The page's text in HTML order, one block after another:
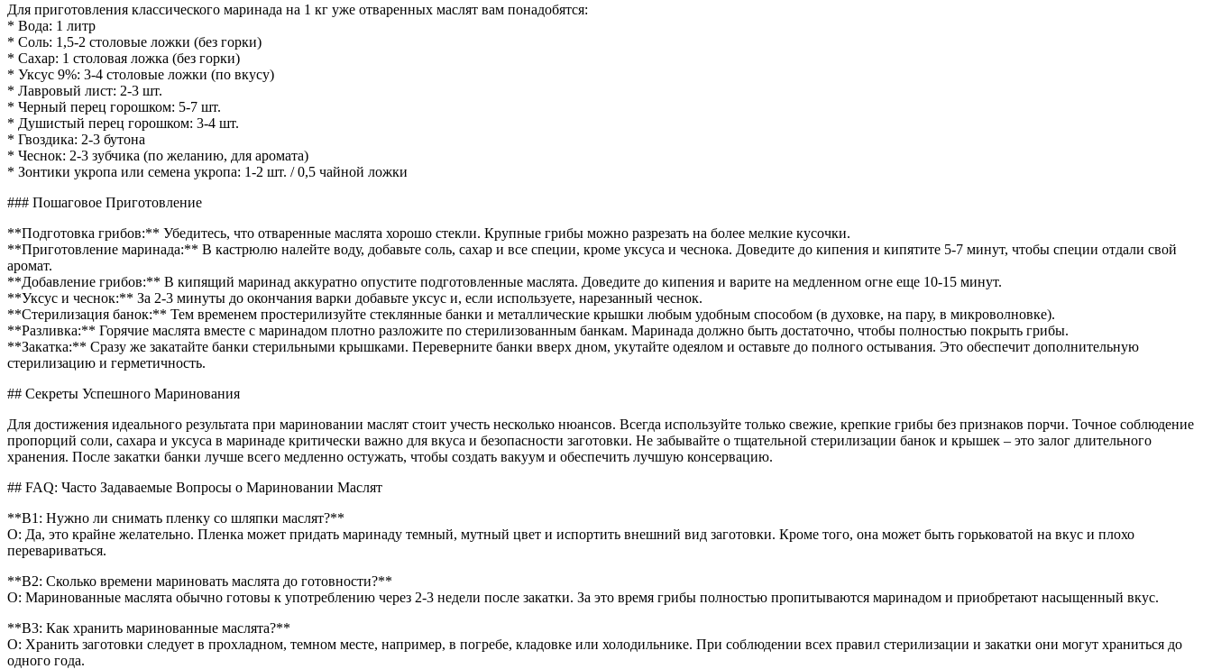
Для приготовления классического маринада на 1 кг уже отваренных маслят вам понадобятся:
* Вода: 1 литр
* Соль: 1,5-2 столовые ложки (без горки)
* Сахар: 1 столовая ложка (без горки)
* Уксус 9%: 3-4 столовые ложки (по вкусу)
* Лавровый лист: 2-3 шт.
* Черный перец горошком: 5-7 шт.
* Душистый перец горошком: 3-4 шт.
* Гвоздика: 2-3 бутона
* Чеснок: 2-3 зубчика (по желанию, для аромата)
* Зонтики укропа или семена укропа: 1-2 шт. / 0,5 чайной ложки
### Пошаговое Приготовление
**Подготовка грибов:** Убедитесь, что отваренные маслята хорошо стекли. Крупные грибы можно разрезать на более мелкие кусочки.
**Приготовление маринада:** В кастрюлю налейте воду, добавьте соль, сахар и все специи, кроме уксуса и чеснока. Доведите до кипения и кипятите 5-7 минут, чтобы специи отдали свой
аромат.
**Добавление грибов:** В кипящий маринад аккуратно опустите подготовленные маслята. Доведите до кипения и варите на медленном огне еще 10-15 минут.
**Уксус и чеснок:** За 2-3 минуты до окончания варки добавьте уксус и, если используете, нарезанный чеснок.
**Стерилизация банок:** Тем временем простерилизуйте стеклянные банки и металлические крышки любым удобным способом (в духовке, на пару, в микроволновке).
**Разливка:** Горячие маслята вместе с маринадом плотно разложите по стерилизованным банкам. Маринада должно быть достаточно, чтобы полностью покрыть грибы.
**Закатка:** Сразу же закатайте банки стерильными крышками. Переверните банки вверх дном, укутайте одеялом и оставьте до полного остывания. Это обеспечит дополнительную
стерилизацию и герметичность.
## Секреты Успешного Маринования
Для достижения идеального результата при мариновании маслят стоит учесть несколько нюансов. Всегда используйте только свежие, крепкие грибы без признаков порчи. Точное соблюдение
пропорций соли, сахара и уксуса в маринаде критически важно для вкуса и безопасности заготовки. Не забывайте о тщательной стерилизации банок и крышек – это залог длительного
хранения. После закатки банки лучше всего медленно остужать, чтобы создать вакуум и обеспечить лучшую консервацию.
## FAQ: Часто Задаваемые Вопросы о Мариновании Маслят
**В1: Нужно ли снимать пленку со шляпки маслят?**
О: Да, это крайне желательно. Пленка может придать маринаду темный, мутный цвет и испортить внешний вид заготовки. Кроме того, она может быть горьковатой на вкус и плохо
перевариваться.
**В2: Сколько времени мариновать маслята до готовности?**
О: Маринованные маслята обычно готовы к употреблению через 2-3 недели после закатки. За это время грибы полностью пропитываются маринадом и приобретают насыщенный вкус.
**В3: Как хранить маринованные маслята?**
О: Хранить заготовки следует в прохладном, темном месте, например, в погребе, кладовке или холодильнике. При соблюдении всех правил стерилизации и закатки они могут храниться до
одного года.